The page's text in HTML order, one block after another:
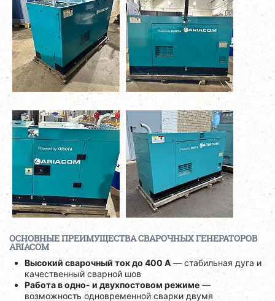
ОСНОВНЫЕ ПРЕИМУЩЕСТВА СВАРОЧНЫХ ГЕНЕРАТОРОВ
ARIACOM
Высокий сварочный ток до 400 А — стабильная дуга и
качественный сварной шов
Работа в одно- и двухпостовом режиме —
возможность одновременной сварки двумя